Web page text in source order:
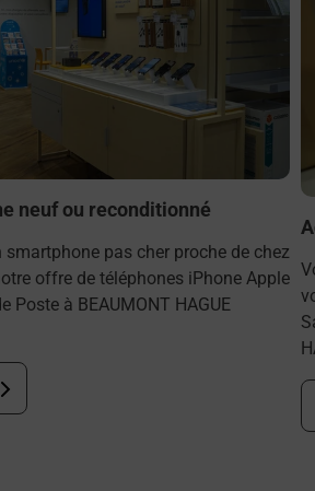
neuf ou reconditionné
smartphone pas cher proche de chez
offre de téléphones iPhone Apple
Poste à BEAUMONT HAGUE